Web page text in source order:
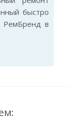
быстро
РемБренд в